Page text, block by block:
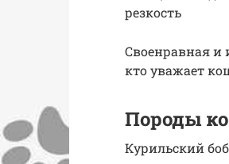
резкость
Своенравная и
кто уважает
Породы
Курильский